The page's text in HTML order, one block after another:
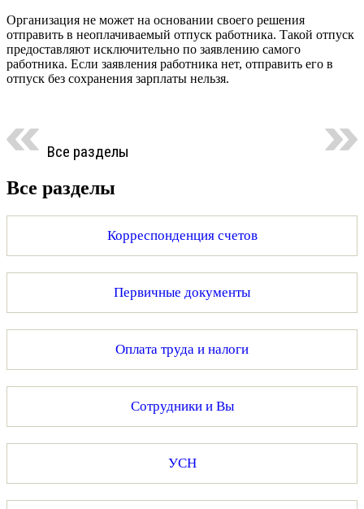
Организация не может на основании своего решения
отправить в неоплачиваемый отпуск работника. Такой отпуск
предоставляют исключительно по заявлению самого
работника. Если заявления работника нет, отправить его в
отпуск без сохранения зарплаты нельзя.
Все разделы
Все разделы
Корреспонденция счетов
Первичные документы
Оплата труда и налоги
Сотрудники и Вы
УСН